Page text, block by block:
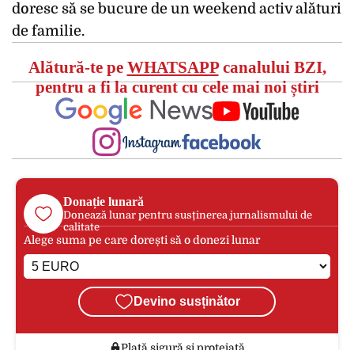
doresc să se bucure de un weekend activ alături
de familie.
Alătură-te pe WHATSAPPcanalului BZI,
pentru a fi la curent cu cele mai noi știri
Donație lunară
Donează lunar pentru susținerea jurnalismului de
calitate
Alege suma pe care dorești să o donezi lunar
Devino susținător
Plată sigură și protejată